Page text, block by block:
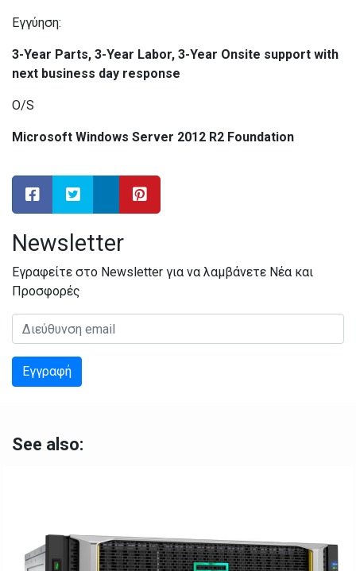
Εγγύηση:
3-Year Parts, 3-Year Labor, 3-Year Onsite support with
next business day response
O/S
Microsoft Windows Server 2012 R2 Foundation
Newsletter
Εγραφείτε στο Newsletter για να λαμβάνετε Νέα και
Προσφορές
Διεύθυνση email:
Εγγραφή
See also: